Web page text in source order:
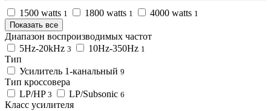
1500 watts 1 1800 watts 1 4000 watts 1
Показать все
Диапазон воспроизводимых частот
5Hz-20kHz 3 10Hz-350Hz 1
Тип
Усилитель 1-канальный 9
Тип кроссовера
LP/HP 3 LP/Subsonic 6
Класс усилителя